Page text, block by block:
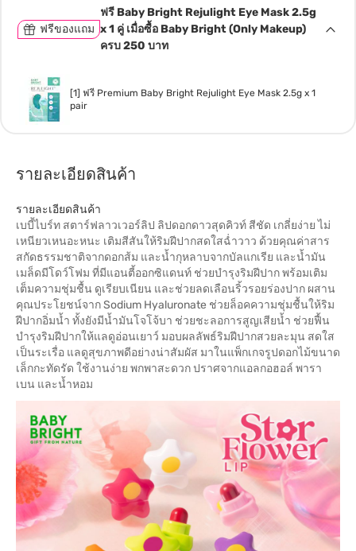
ฟรีของแถม
ฟรี Baby Bright Rejulight Eye Mask 2.5g
x 1 คู่ เมื่อซื้อ Baby Bright (Only Makeup)
ครบ 250 บาท
[1] ฟรี Premium Baby Bright Rejulight Eye Mask 2.5g x 1
pair
รายละเอียดสินค้า
รายละเอียดสินค้า
เบบี้ไบร์ท สตาร์ฟลาวเวอร์ลิป ลิปดอกดาวสุดคิวท์ สีชัด เกลี่ยง่าย ไม่
เหนียวเหนอะหนะ เติมสีสันให้ริมฝีปากสดใสฉ่ำวาว ด้วยคุณค่าสาร
สกัดธรรมชาติจากดอกส้ม และน้ำกุหลาบจากบัลแกเรีย และน้ำมัน
เมล็ดมีโดว์โฟม ที่มีแอนตี้ออกซิแดนท์ ช่วยบำรุงริมฝีปาก พร้อมเติม
เต็มความชุ่มชื้น ดูเรียบเนียน และช่วยลดเลือนริ้วรอยร่องปาก ผสาน
คุณประโยชน์จาก Sodium Hyaluronate ช่วยล็อคความชุ่มชื้นให้ริม
ฝีปากอิ่มน้ำ ทั้งยังมีน้ำมันโจโจ้บา ช่วยชะลอการสูญเสียน้ำ ช่วยฟื้น
บำรุงริมฝีปากให้แลดูอ่อนเยาว์ มอบผลลัพธ์ริมฝีปากสวยละมุน สดใส
เป็นระเรื่อ แลดูสุขภาพดีอย่างน่าสัมผัส มาในแพ็กเกจรูปดอกไม้ขนาด
เล็กกะทัดรัด ใช้งานง่าย พกพาสะดวก ปราศจากแอลกอฮอล์ พารา
เบน และน้ำหอม